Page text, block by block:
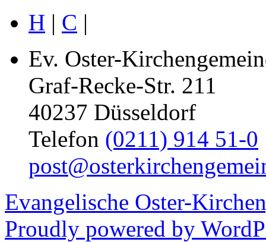
H | C |
Ev. Oster-
Graf-Recke-Str. 211
40237 Düsseldorf
Telefon (0211) 914 51-0
Evangelische Oster-
Proudly powered by